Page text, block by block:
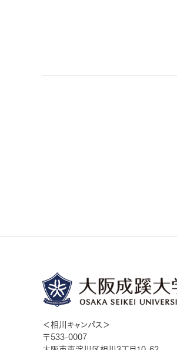
＜相川キャンパス＞
〒533-0007